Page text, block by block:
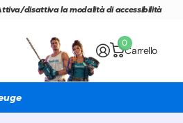
disattiva la modalità di accessibilità
Carrello
0